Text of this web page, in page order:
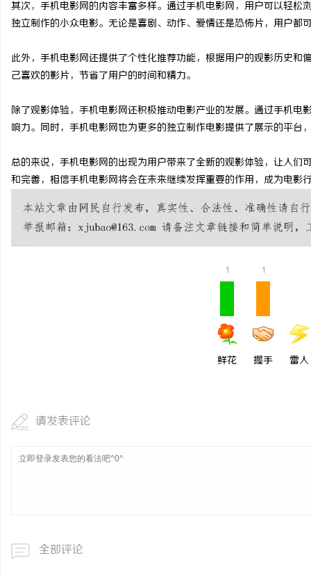
其次，手机电影网的内容丰富多样。通过手机电影网，用户可以轻
独立制作的小众电影。无论是喜剧、动作、爱情还是恐怖片，用户都
此外，手机电影网还提供了个性化推荐功能，根据用户的观影历史
己喜欢的影片，节省了用户的时间和精力。
除了观影体验，手机电影网还积极推动电影产业的发展。通过手机
响力。同时，手机电影网也为更多的独立制作电影提供了展示的平台
总的来说，手机电影网的出现为用户带来了全新的观影体验，让人
和完善，相信手机电影网将会在未来继续发挥重要的作用，成为电影
1
鲜花
1
握手 雷人
请发表评论
全部评论
步履赴京华 逐光赴山海
学圆满收官